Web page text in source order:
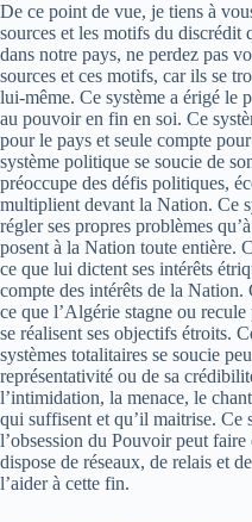
De ce point de vue, je tiens à
sources et les motifs du
dans notre pays, ne perdez pas
sources et ces motifs, car ils se
lui­-même. Ce système a érigé le
au pouvoir en fin en soi. Ce
pour le pays et seule compte
système politique se soucie de
préoccupe des défis politiques,
multiplient devant la Nation. Ce
régler ses propres problèmes
posent à la Nation toute entière.
ce que lui dictent ses intérêts
compte des intérêts de la Nation.
ce que l’Algérie stagne ou
se réalisent ses objectifs étroits.
systèmes totalitaires se soucie
représentativité ou de sa
l’intimidation, la menace, le
qui suffisent et qu’il maitrise. Ce
l’obsession du Pouvoir peut
dispose de réseaux, de relais et
l’aider à cette fin.